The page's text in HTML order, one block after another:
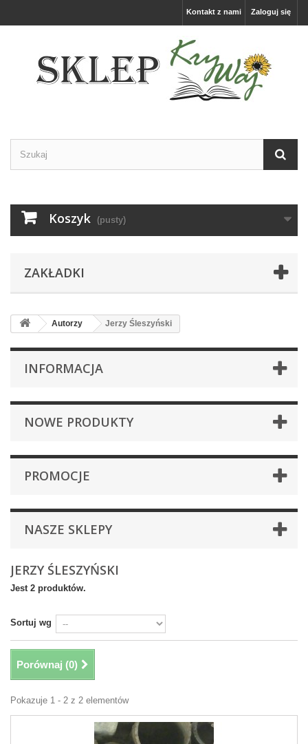
Zaloguj się
Kontakt z nami
Koszyk (pusty)
ZAKŁADKI
Autorzy Jerzy Śleszyński
INFORMACJA
NOWE PRODUKTY
PROMOCJE
NASZE SKLEPY
JERZY ŚLESZYŃSKI
Jest 2 produktów.
Sortuj wg
Porównaj (0)
Pokazuje 1 - 2 z 2 elementów